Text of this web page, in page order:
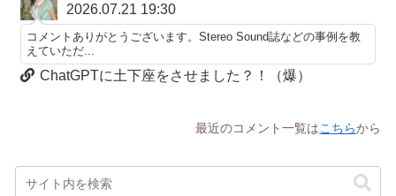
2026.07.21 19:30
コメントありがとうございます。Stereo Sound誌などの事例を教
えていただ...
ChatGPTに土下座をさせました？！（爆）
最近のコメント一覧はこちらから